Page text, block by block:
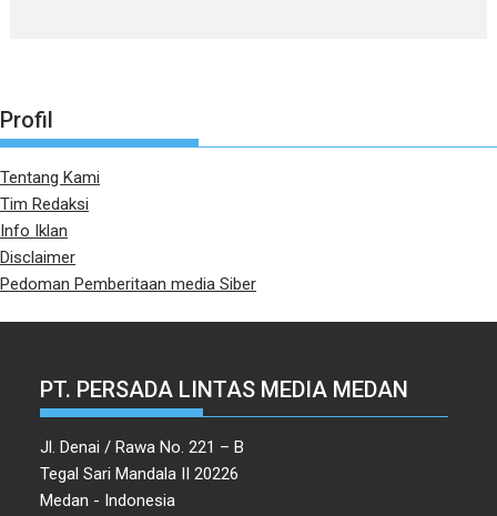
Profil
Tentang Kami
Tim Redaksi
Info Iklan
Disclaimer
Pedoman Pemberitaan media Siber
PT. PERSADA LINTAS MEDIA MEDAN
Jl. Denai / Rawa No. 221 – B
Tegal Sari Mandala II 20226
Medan - Indonesia